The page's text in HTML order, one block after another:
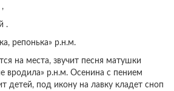
,
.
репонька» р.н.м.
на места, звучит песня матушки
вродила» р.н.м. Осенина с пением
детей, под икону на лавку кладет сноп